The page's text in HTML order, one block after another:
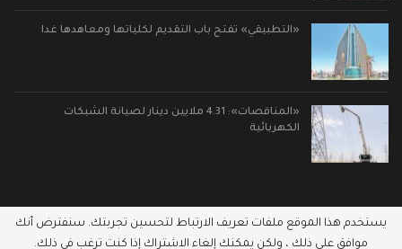
«التطبيقي» تفتح باب التقديم لكلياتها ومعاهدها غدا
«المناقصات»: 4.31 ملايين دينار لصيانة الشبكات
الكهربائية
يستخدم هذا الموقع ملفات تعريف الارتباط لتحسين تجربتك. سنفترض أنك
موافق على ذلك ، ولكن يمكنك إلغاء الاشتراك إذا كنت ترغب في ذلك.